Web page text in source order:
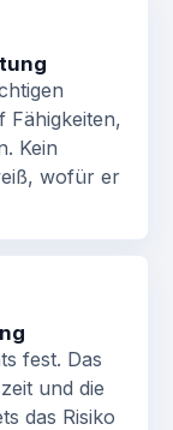
Fähigkeiten,
Kein
wofür er
fest. Das
und die
das Risiko